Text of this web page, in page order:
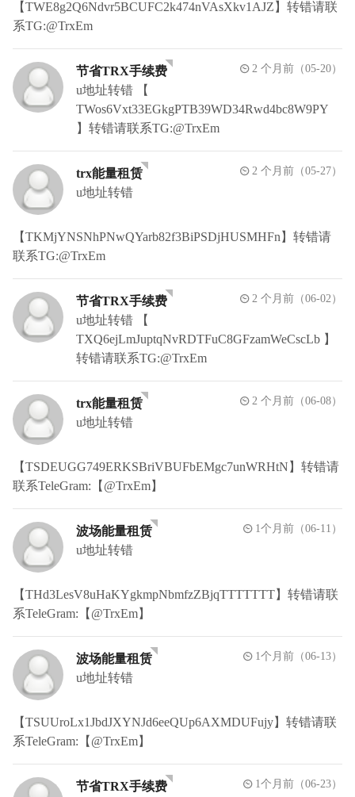
【TWE8g2Q6Ndvr5BCUFC2k474nVAsXkv1AJZ】转错请联
系TG:@TrxEm
节省TRX手续费 2 个月前（05-20）
u地址转错 【
TWos6Vxt33EGkgPTB39WD34Rwd4bc8W9PY
】转错请联系TG:@TrxEm
trx能量租赁 2 个月前（05-27）
u地址转错
【TKMjYNSNhPNwQYarb82f3BiPSDjHUSMHFn】转错请
联系TG:@TrxEm
节省TRX手续费 2 个月前（06-02）
u地址转错 【
TXQ6ejLmJuptqNvRDTFuC8GFzamWeCscLb 】
转错请联系TG:@TrxEm
trx能量租赁 2 个月前（06-08）
u地址转错
【TSDEUGG749ERKSBriVBUFbEMgc7unWRHtN】转错请
联系TeleGram:【@TrxEm】
波场能量租赁 1个月前（06-11）
u地址转错
【THd3LesV8uHaKYgkmpNbmfzZBjqTTTTTTT】转错请联
系TeleGram:【@TrxEm】
波场能量租赁 1个月前（06-13）
u地址转错
【TSUUroLx1JbdJXYNJd6eeQUp6AXMDUFujy】转错请联
系TeleGram:【@TrxEm】
节省TRX手续费 1个月前（06-23）